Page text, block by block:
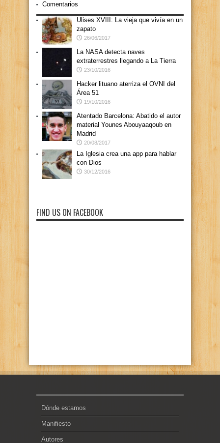
Comentarios
Ulises XVIII: La vieja que vivía en un
zapato
26/06/2017
La NASA detecta naves
extraterrestres llegando a La Tierra
23/10/2016
Hacker lituano aterriza el OVNI del
Área 51
19/10/2016
Atentado Barcelona: Abatido el autor
material Younes Abouyaaqoub en
Madrid
20/08/2017
La Iglesia crea una app para hablar
con Dios
30/12/2016
FIND US ON FACEBOOK
Dónde estamos
Manifiesto
Autores